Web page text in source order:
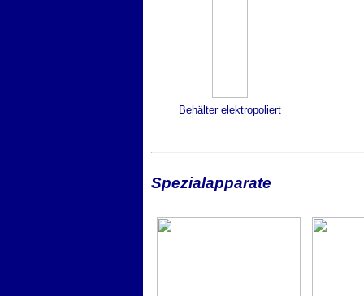
Behälter elektropoliert
Spezialapparate